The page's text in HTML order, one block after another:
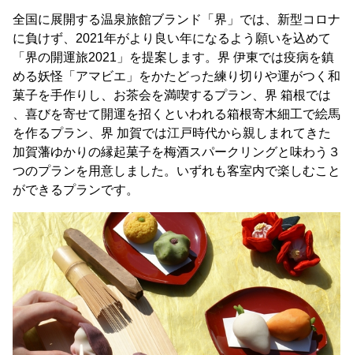
全国に展開する温泉旅館ブランド「界」では、新型コロナ
に負けず、2021年がより良い年になるよう願いを込めて
「界の開運旅2021」を提案します。界 伊東では疫病を鎮
める妖怪「アマビエ」をかたどった練り切りや運がつく和
菓子を手作りし、お茶会を満喫するプラン、界 箱根では
、喜びを寄せて開運を招くといわれる箱根寄木細工で絵馬
を作るプラン、界 加賀では江戸時代から親しまれてきた
加賀藩ゆかりの縁起菓子を梅酒スパークリングと味わう３
つのプランを用意しました。いずれも客室内で楽しむこと
ができるプランです。